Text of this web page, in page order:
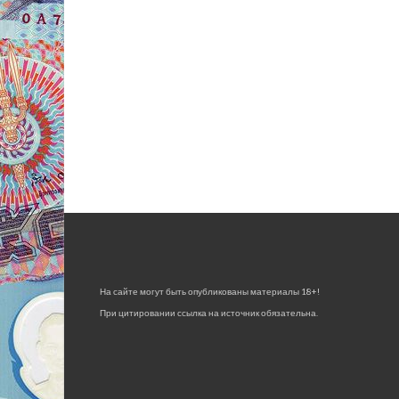
На сайте могут быть опубликованы материалы 18+!
При цитировании ссылка на источник обязательна.